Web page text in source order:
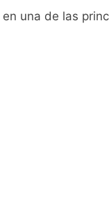
de Ley de
una de las